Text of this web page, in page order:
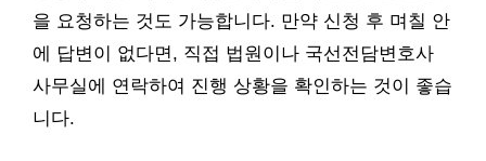
을 요청하는 것도 가능합니다. 만약 신청 후 며칠 안
에 답변이 없다면, 직접 법원이나 국선전담변호사
사무실에 연락하여 진행 상황을 확인하는 것이 좋습
니다.